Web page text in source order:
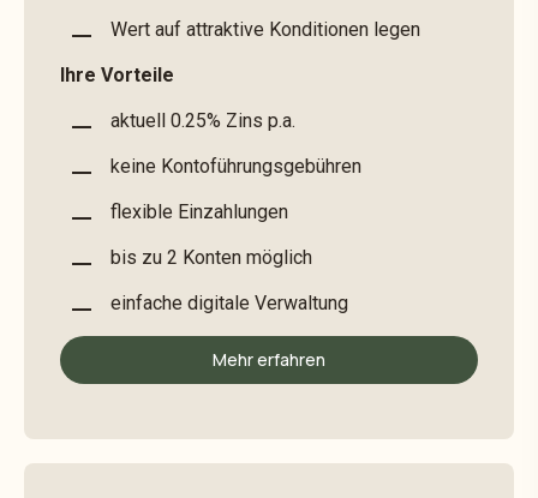
Wert auf attraktive Konditionen legen
Ihre Vorteile
aktuell 0.25% Zins p.a.
keine Kontoführungsgebühren
flexible Einzahlungen
bis zu 2 Konten möglich
einfache digitale Verwaltung
Mehr erfahren